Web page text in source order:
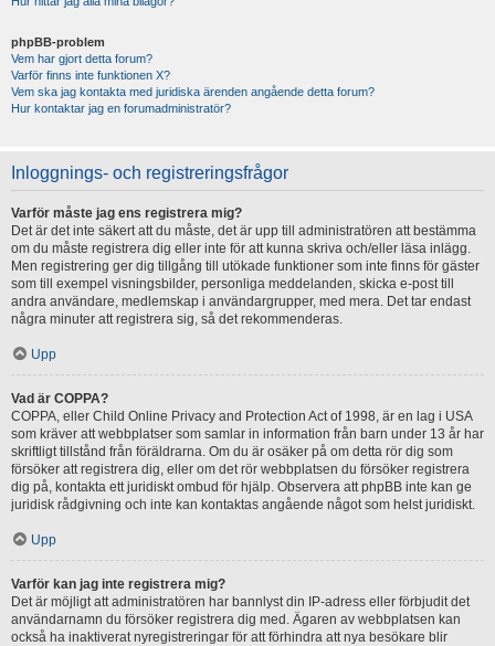
phpBB-problem
Vem har gjort detta forum?
Varför finns inte funktionen X?
Vem ska jag kontakta med juridiska ärenden angående detta forum?
Hur kontaktar jag en forumadministratör?
Inloggnings- och registreringsfrågor
Varför måste jag ens registrera mig?
Det är det inte säkert att du måste, det är upp till administratören att bestämma
om du måste registrera dig eller inte för att kunna skriva och/eller läsa inlägg.
Men registrering ger dig tillgång till utökade funktioner som inte finns för gäster
som till exempel visningsbilder, personliga meddelanden, skicka e-post till
andra användare, medlemskap i användargrupper, med mera. Det tar endast
några minuter att registrera sig, så det rekommenderas.
Upp
Vad är COPPA?
COPPA, eller Child Online Privacy and Protection Act of 1998, är en lag i USA
som kräver att webbplatser som samlar in information från barn under 13 år har
skriftligt tillstånd från föräldrarna. Om du är osäker på om detta rör dig som
försöker att registrera dig, eller om det rör webbplatsen du försöker registrera
dig på, kontakta ett juridiskt ombud för hjälp. Observera att phpBB inte kan ge
juridisk rådgivning och inte kan kontaktas angående något som helst juridiskt.
Upp
Varför kan jag inte registrera mig?
Det är möjligt att administratören har bannlyst din IP-adress eller förbjudit det
användarnamn du försöker registrera dig med. Ägaren av webbplatsen kan
också ha inaktiverat nyregistreringar för att förhindra att nya besökare blir